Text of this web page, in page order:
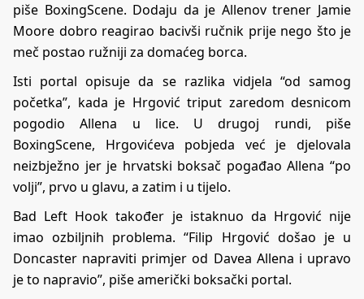
piše BoxingScene. Dodaju da je Allenov trener Jamie
Moore dobro reagirao bacivši ručnik prije nego što je
meč postao ružniji za domaćeg borca.
Isti portal opisuje da se razlika vidjela “od samog
početka”, kada je Hrgović triput zaredom desnicom
pogodio Allena u lice. U drugoj rundi, piše
BoxingScene, Hrgovićeva pobjeda već je djelovala
neizbježno jer je hrvatski boksač pogađao Allena “po
volji”, prvo u glavu, a zatim i u tijelo.
Bad Left Hook također je istaknuo da Hrgović nije
imao ozbiljnih problema. “Filip Hrgović došao je u
Doncaster napraviti primjer od Davea Allena i upravo
je to napravio”, piše američki boksački portal.